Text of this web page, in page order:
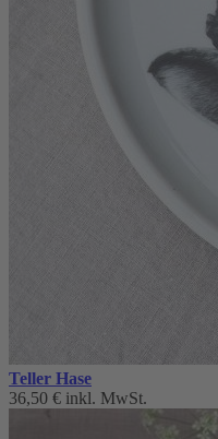
Teller Hase
36,50 € inkl. MwSt.